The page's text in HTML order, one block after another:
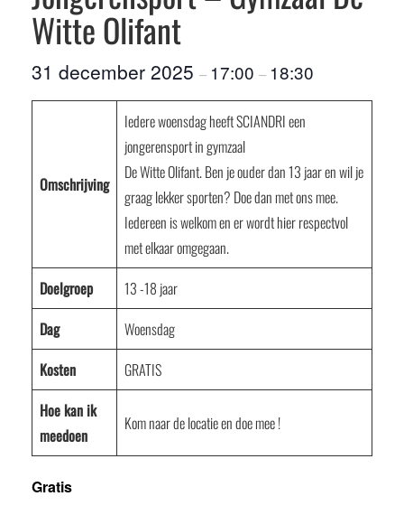
Witte Olifant
31 december 2025 – 17:00 – 18:30
Omschrijving
Iedere woensdag heeft SCIANDRI een
jongerensport in gymzaal
De Witte Olifant. Ben je ouder dan 13 jaar en wil je
graag lekker sporten? Doe dan met ons mee.
Iedereen is welkom en er wordt hier respectvol
met elkaar omgegaan.
Doelgroep
13 -18 jaar
Dag
Woensdag
Kosten
GRATIS
Hoe kan ik
meedoen
Kom naar de locatie en doe mee !
Gratis